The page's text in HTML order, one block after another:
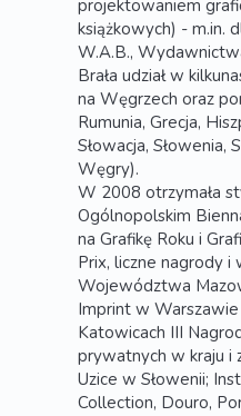
projektowaniem
książkowych) - m.in.
W.A.B.,
Brała udział w
na Węgrzech oraz
Rumunia, Grecja,
Słowacja, Słowenia,
Węgry).
W 2008 otrzymała
Ogólnopolskim
na Grafikę Roku i
Prix, liczne nagrody i
Województwa
Imprint w
Katowicach III
prywatnych w kraju i
Uzice w Słowenii;
Collection, Douro,